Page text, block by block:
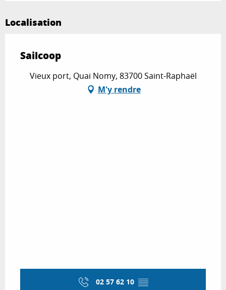
Localisation
Sailcoop
Vieux port, Quai Nomy, 83700 Saint-Raphaël
M'y rendre
02 57 62 10 ▒▒